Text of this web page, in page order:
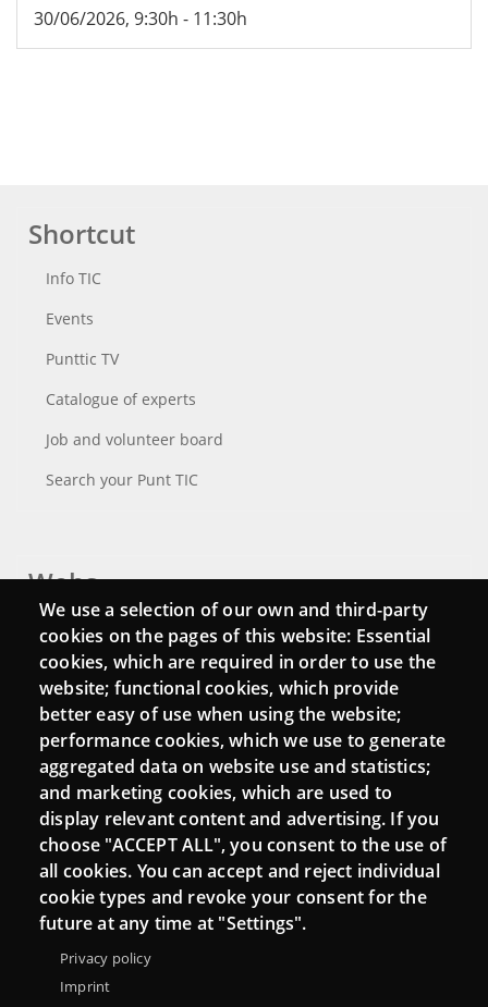
30/06/2026, 9:30h - 11:30h
Shortcut
Info TIC
Events
Punttic TV
Catalogue of experts
Job and volunteer board
Search your Punt TIC
Webs
Login
Mattermost Punt TIC
Moodle CampusLab
Connect
Contact
Newsletters
We use a selection of our own and third-party
cookies on the pages of this website: Essential
cookies, which are required in order to use the
website; functional cookies, which provide
better easy of use when using the website;
performance cookies, which we use to generate
aggregated data on website use and statistics;
and marketing cookies, which are used to
display relevant content and advertising. If you
choose "ACCEPT ALL", you consent to the use of
all cookies. You can accept and reject individual
cookie types and revoke your consent for the
future at any time at "Settings".
Privacy policy
Imprint